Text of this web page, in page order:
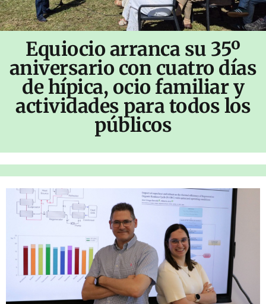
Equiocio arranca su 35º
aniversario con cuatro días
de hípica, ocio familiar y
actividades para todos los
públicos